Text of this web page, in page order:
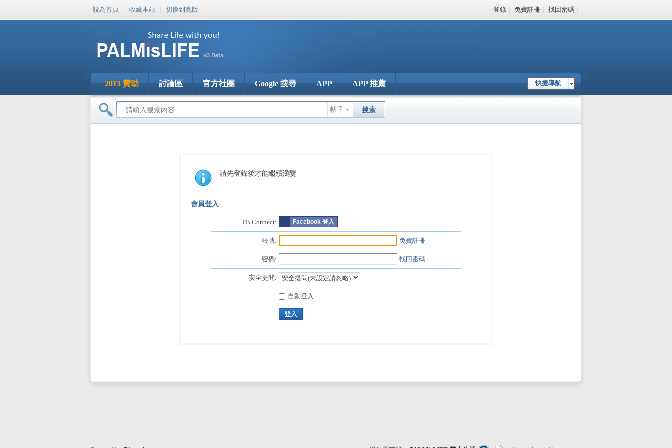
設為首頁 | 收藏本站 | 切換到寬版 登錄 | 免費註冊 | 找回密碼 |
快捷導航
2013 贊助 討論區 官方社團 Google 搜尋 APP APP 推薦
帖子 搜索
請先登錄後才能繼續瀏覽
會員登入
FB Connect: Facebook 登入
帳號: 免費註冊
密碼: 找回密碼
安全提問:
自動登入
登入